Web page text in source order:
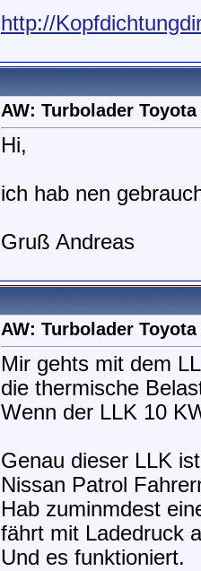
http://
AW: Turbolader
Hi,
ich hab nen
Gruß Andreas
AW: Turbolader
Mir gehts mit dem
die thermische
Wenn der LLK 10
Genau dieser LLK
Nissan Patrol
Hab zuminmdest
fährt mit Ladedruck
Und es funktioniert.